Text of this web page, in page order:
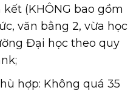
(KHÔNG bao gồm
văn bằng 2, vừa học
Đại học theo quy
hợp: Không quá 35